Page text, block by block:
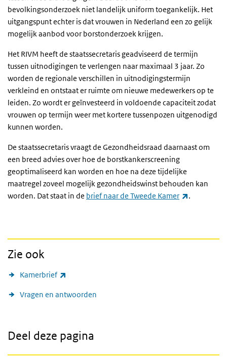
bevolkingsonderzoek niet landelijk uniform toegankelijk. Het
uitgangspunt echter is dat vrouwen in Nederland een zo gelijk
mogelijk aanbod voor borstonderzoek krijgen.
Het RIVM heeft de staatssecretaris geadviseerd de termijn
tussen uitnodigingen te verlengen naar maximaal 3 jaar. Zo
worden de regionale verschillen in uitnodigingstermijn
verkleind en ontstaat er ruimte om nieuwe medewerkers op te
leiden. Zo wordt er geïnvesteerd in voldoende capaciteit zodat
vrouwen op termijn weer met kortere tussenpozen uitgenodigd
kunnen worden.
De staatssecretaris vraagt de Gezondheidsraad daarnaast om
een breed advies over hoe de borstkankerscreening
geoptimaliseerd kan worden en hoe na deze tijdelijke
maatregel zoveel mogelijk gezondheidswinst behouden kan
worden. Dat staat in de brief naar de Tweede Kamer (externe
.
Zie ook
Kamerbrief
Vragen en antwoorden
Deel deze pagina